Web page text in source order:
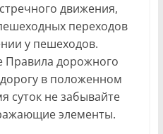
движения,
переходов
у пешеходов.
Правила дорожного
в положенном
суток не забывайте
элементы.